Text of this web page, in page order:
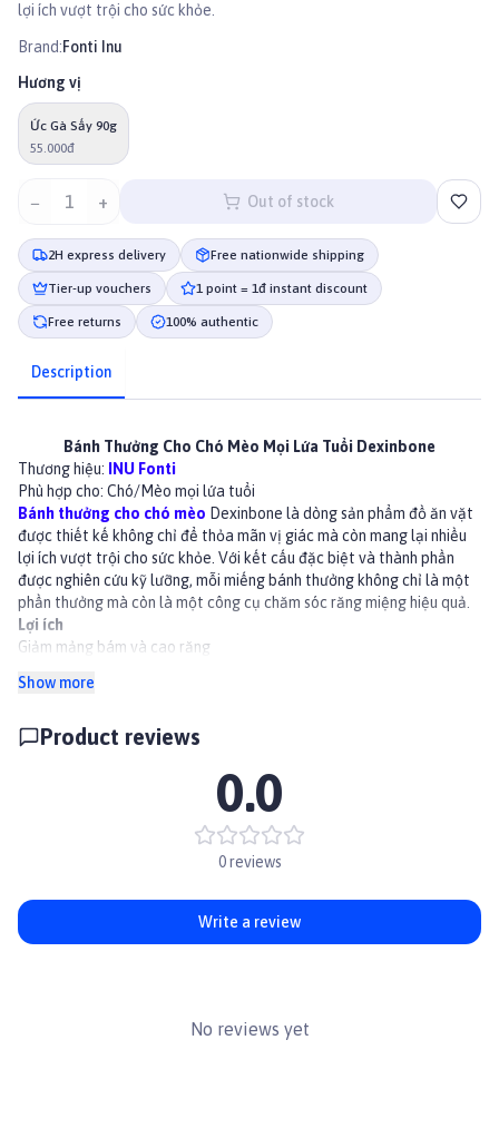
lợi ích vượt trội cho sức khỏe.
Brand:Fonti Inu
Hương vị
Ức Gà Sấy 90g
55.000đ
− 1 + Out of stock
2H express delivery Free nationwide shipping
Tier-up vouchers 1 point = 1đ instant discount
Free returns 100% authentic
Description
Bánh Thưởng Cho Chó Mèo Mọi Lứa Tuổi Dexinbone
Thương hiệu: INU Fonti
Phù hợp cho: Chó/Mèo mọi lứa tuổi
Bánh thưởng cho chó mèo Dexinbone là dòng sản phẩm đồ ăn vặt
được thiết kế không chỉ để thỏa mãn vị giác mà còn mang lại nhiều
lợi ích vượt trội cho sức khỏe. Với kết cấu đặc biệt và thành phần
được nghiên cứu kỹ lưỡng, mỗi miếng bánh thưởng không chỉ là một
phần thưởng mà còn là một công cụ chăm sóc răng miệng hiệu quả.
Lợi ích
Giảm mảng bám và cao răng
Giảm căng thẳng và chống buồn chán
Hướng dẫn bảo quản
Bảo quản sản phẩm ở nơi khô ráo, thoáng mát, tránh tiếp xúc trực
Xem thêm các sản phẩm khác tại Paddy.vn
#banhthuongchochomeo #snackchomeo #thucanchochomeo
#doanchomeo #chamsocrangmieng #chamsocthucung #INUFONTI
Show more
Product reviews
0.0
0 reviews
Write a review
No reviews yet